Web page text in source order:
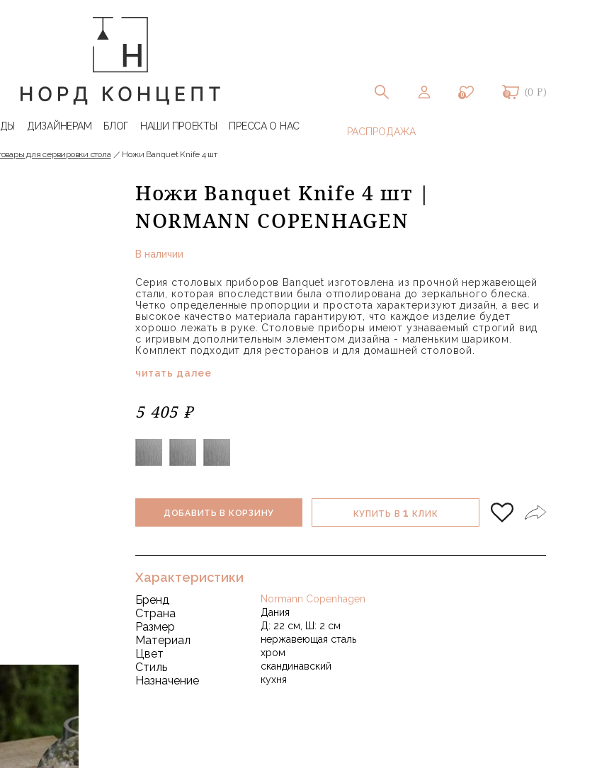
0 0 (0 ₽)
ДИЗАЙНЕРАМ БЛОГ НАШИ ПРОЕКТЫ ПРЕССА О НАС
для сервировки стола Ножи Banquet Knife 4 шт
Ножи Banquet Knife 4 шт |
NORMANN COPENHAGEN
В наличии
Серия столовых приборов Banquet изготовлена из прочной нержавеющей
стали, которая впоследствии была отполирована до зеркального блеска.
Четко определенные пропорции и простота характеризуют дизайн, а вес и
высокое качество материала гарантируют, что каждое изделие будет
хорошо лежать в руке. Столовые приборы имеют узнаваемый строгий вид
с игривым дополнительным элементом дизайна - маленьким шариком.
Комплект подходит для ресторанов и для домашней столовой.
читать далее
5 405 ₽
ДОБАВИТЬ В КОРЗИНУ КУПИТЬ В1 КЛИК
Характеристики
Бренд Normann Copenhagen
Страна Дания
Размер Д: 22 см, Ш: 2 см
Материал нержавеющая сталь
Цвет хром
Стиль скандинавский
Назначение кухня